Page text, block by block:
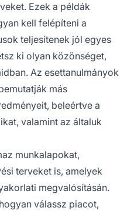
Ezek a példák
kell felépíteni a
teljesítenek jól egyes
ki olyan közönséget,
Az esettanulmányok
más
beleértve a
valamint az általuk
munkalapokat,
terveket is, amelyek
megvalósításán.
válassz piacot,